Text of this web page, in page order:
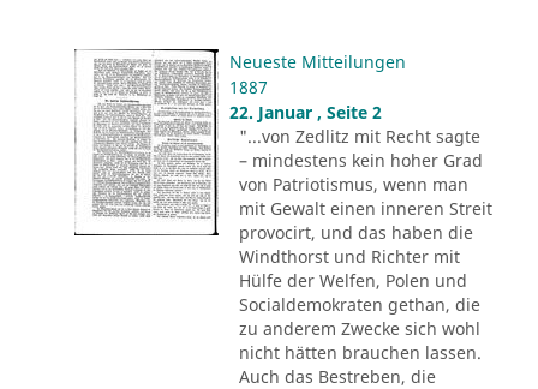
Neueste Mitteilungen
1887
22. Januar , Seite 2
"...von Zedlitz mit Recht sagte
– mindestens kein hoher Grad
von Patriotismus, wenn man
mit Gewalt einen inneren Streit
provocirt, und das haben die
Windthorst und Richter mit
Hülfe der Welfen, Polen und
Socialdemokraten gethan, die
zu anderem Zwecke sich wohl
nicht hätten brauchen lassen.
Auch das Bestreben, die